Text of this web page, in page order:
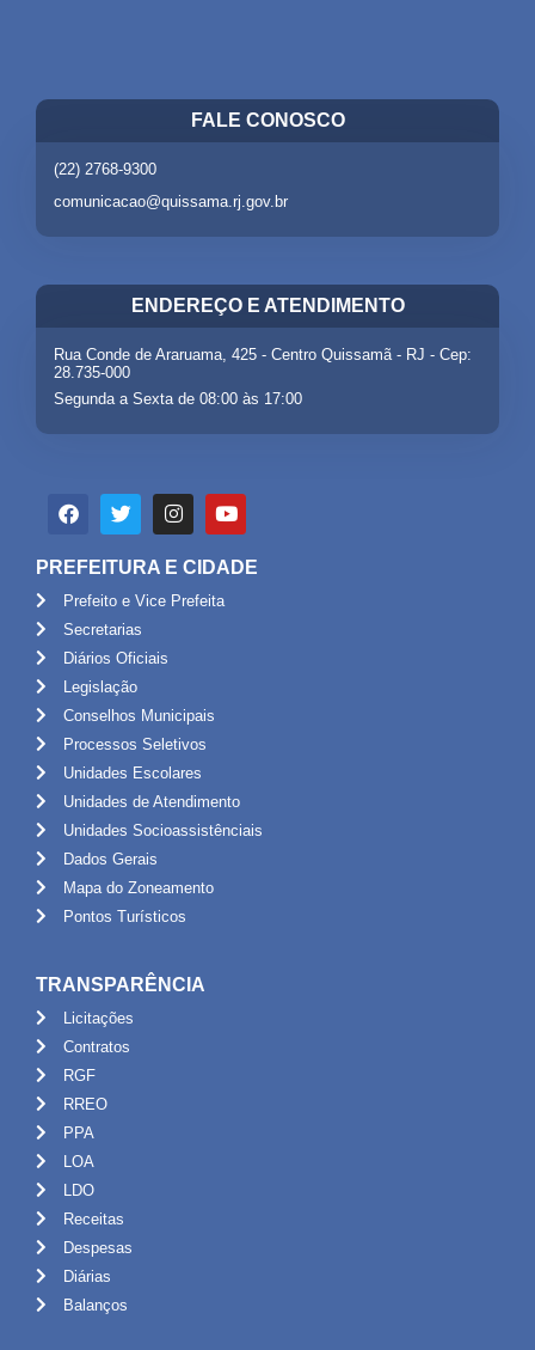
FALE CONOSCO
(22) 2768-9300
comunicacao@quissama.rj.gov.br
ENDEREÇO E ATENDIMENTO
Rua Conde de Araruama, 425 - Centro Quissamã - RJ - Cep:
28.735-000
Segunda a Sexta de 08:00 às 17:00
PREFEITURA E CIDADE
Prefeito e Vice Prefeita
Secretarias
Diários Oficiais
Legislação
Conselhos Municipais
Processos Seletivos
Unidades Escolares
Unidades de Atendimento
Unidades Socioassistênciais
Dados Gerais
Mapa do Zoneamento
Pontos Turísticos
TRANSPARÊNCIA
Licitações
Contratos
RGF
RREO
PPA
LOA
LDO
Receitas
Despesas
Diárias
Balanços